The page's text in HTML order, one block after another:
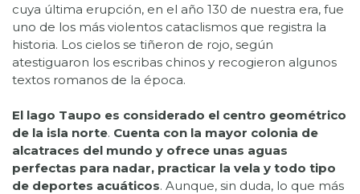
cuya última erupción, en el año 130 de nuestra era, fue
uno de los más violentos cataclismos que registra la
historia. Los cielos se tiñeron de rojo, según
atestiguaron los escribas chinos y recogieron algunos
textos romanos de la época.
El lago Taupo es considerado el centro geométrico
de la isla norte. Cuenta con la mayor colonia de
alcatraces del mundo y ofrece unas aguas
perfectas para nadar, practicar la vela y todo tipo
de deportes acuáticos. Aunque, sin duda, lo que más